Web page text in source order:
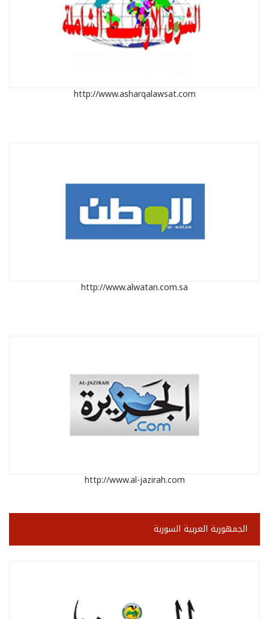
http://www.asharqalawsat.com
http://www.alwatan.com.sa
http://www.al-jazirah.com
الجمهورية العربية السورية